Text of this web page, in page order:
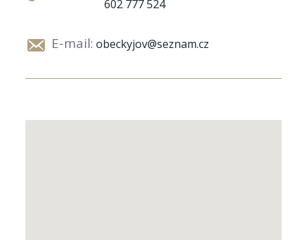
602 777 524
E-mail: obeckyjov@seznam.cz